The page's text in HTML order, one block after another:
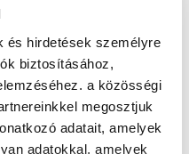
és hirdetések személyre
biztosításához,
a közösségi
megosztjuk
adatait, amelyek
adatokkal, amelyek